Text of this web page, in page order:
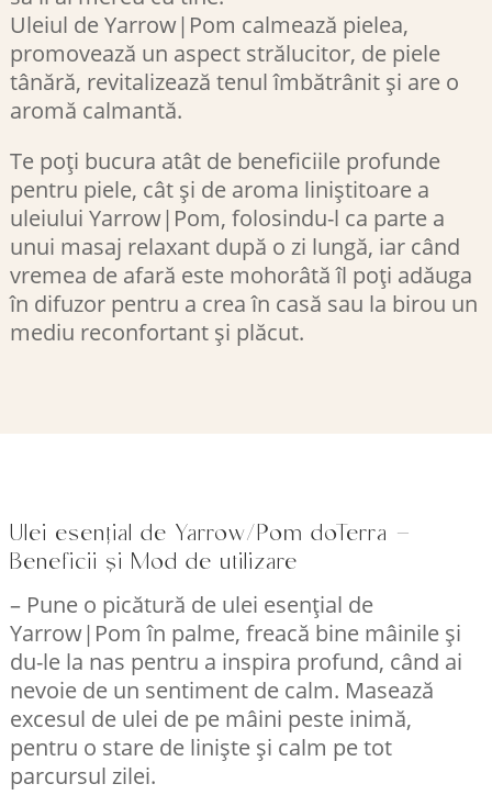
Uleiul de Yarrow|Pom calmează pielea,
promovează un aspect strălucitor, de piele
tânără, revitalizează tenul îmbătrânit și are o
aromă calmantă.
Te poți bucura atât de beneficiile profunde
pentru piele, cât și de aroma liniștitoare a
uleiului Yarrow|Pom, folosindu-l ca parte a
unui masaj relaxant după o zi lungă, iar când
vremea de afară este mohorâtă îl poți adăuga
în difuzor pentru a crea în casă sau la birou un
mediu reconfortant și plăcut.
Ulei esențial de Yarrow/Pom doTerra –
Beneficii și Mod de utilizare
– Pune o picătură de ulei esențial de
Yarrow|Pom în palme, freacă bine mâinile și
du-le la nas pentru a inspira profund, când ai
nevoie de un sentiment de calm. Masează
excesul de ulei de pe mâini peste inimă,
pentru o stare de liniște și calm pe tot
parcursul zilei.